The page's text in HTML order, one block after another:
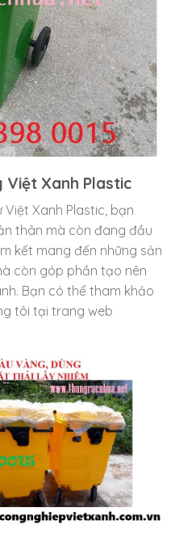
Việt Xanh Plastic
Xanh Plastic, bạn
thân mà còn đang đầu
kết mang đến những sản
còn góp phần tạo nên
Bạn có thể tham khảo
tôi tại trang web